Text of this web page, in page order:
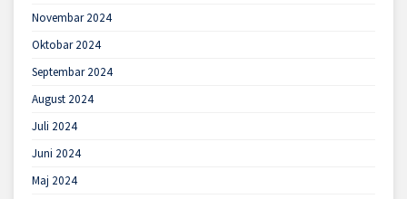
Novembar 2024
Oktobar 2024
Septembar 2024
August 2024
Juli 2024
Juni 2024
Maj 2024